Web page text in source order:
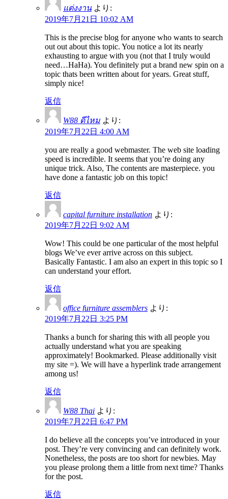
แต่งงาน より:
2019年7月21日 10:02 AM
This is the precise blog for anyone who wants to search
out out about this topic. You notice a lot its nearly
exhausting to argue with you (not that I truly would
need…HaHa). You definitely put a brand new spin on a
topic thats been written about for years. Great stuff,
simply nice!
返信
W88 ดีไหม より:
2019年7月22日 4:00 AM
you are really a good webmaster. The web site loading
speed is incredible. It seems that you’re doing any
unique trick. Also, The contents are masterpiece. you
have done a fantastic job on this topic!
返信
capital furniture installation より:
2019年7月22日 9:02 AM
Wow! This could be one particular of the most helpful
blogs We’ve ever arrive across on this subject.
Basically Fantastic. I am also an expert in this topic so I
can understand your effort.
返信
office furniture assemblers より:
2019年7月22日 3:25 PM
Thanks a bunch for sharing this with all people you
actually understand what you are speaking
approximately! Bookmarked. Please additionally visit
my site =). We will have a hyperlink trade arrangement
among us!
返信
W88 Thai より:
2019年7月22日 6:47 PM
I do believe all the concepts you’ve introduced in your
post. They’re very convincing and can definitely work.
Nonetheless, the posts are too short for newbies. May
you please prolong them a little from next time? Thanks
for the post.
返信